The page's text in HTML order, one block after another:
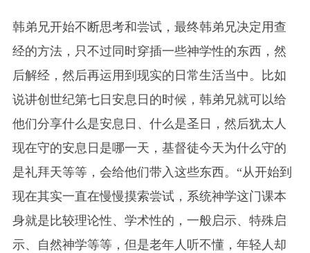
韩弟兄开始不断思考和尝试，最终韩弟兄决定用查
经的方法，只不过同时穿插一些神学性的东西，然
后解经，然后再运用到现实的日常生活当中。比如
说讲创世纪第七日安息日的时候，韩弟兄就可以给
他们分享什么是安息日、什么是圣日，然后犹太人
现在守的安息日是哪一天，基督徒今天为什么守的
是礼拜天等等，会给他们带入这些东西。“从开始到
现在其实一直在慢慢摸索尝试，系统神学这门课本
身就是比较理论性、学术性的，一般启示、特殊启
示、自然神学等等，但是老年人听不懂，年轻人却